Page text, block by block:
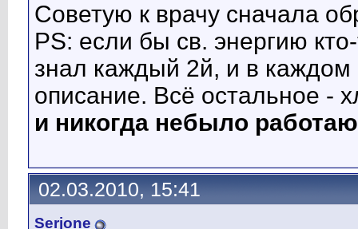
Советую к врачу сначала
PS: если бы св. энергию
знал каждый 2й, и в
описание. Всё остальное -
и никогда небыло
02.03.2010, 15:41
Serjone